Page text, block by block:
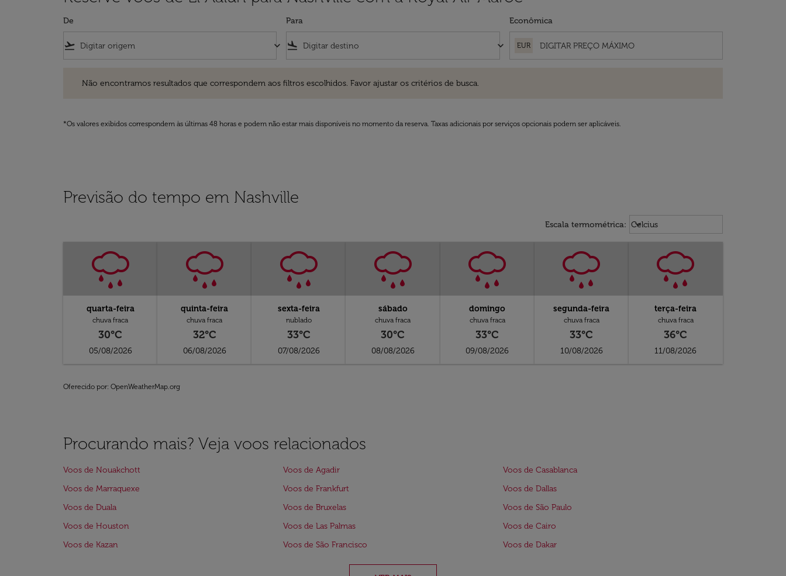
De
flight_takeoff keyboard_arrow_down
Para
flight_land keyboard_arrow_down
Econômica
EUR
Não encontramos resultados que correspondem aos filtros escolhidos. Favor ajustar os critérios de busca.
*Os valores exibidos correspondem às últimas 48 horas e podem não estar mais disponíveis no momento da reserva. Taxas adicionais por serviços opcionais podem ser aplicáveis.
Previsão do tempo em Nashville
Escala termométrica: Weather unit option Celcius
Celcius
keyboard_arrow_down
quarta-feira
chuva fraca
30°C
05/08/2026
quinta-feira
chuva fraca
32°C
06/08/2026
sexta-feira
nublado
33°C
07/08/2026
sábado
chuva fraca
30°C
08/08/2026
domingo
chuva fraca
33°C
09/08/2026
segunda-feira
chuva fraca
33°C
10/08/2026
terça-feira
chuva fraca
36°C
11/08/2026
Oferecido por: OpenWeatherMap.org
Procurando mais? Veja voos relacionados
Voos de Nouakchott Voos de Agadir
Voos de Casablanca
Voos de Marraquexe
Voos de Frankfurt
Voos de Dallas
Voos de Duala
Voos de Bruxelas
Voos de São Paulo
Voos de Houston
Voos de Las Palmas
Voos de Cairo
Voos de Kazan
Voos de São Francisco Voos de Dakar